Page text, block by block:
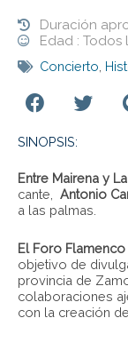
Duración
Edad :
Concierto
SINOPSIS:
Entre Mairena y
cante, Antonio
a las palmas.
El Foro
objetivo de
provincia de
colaboraciones
con la creación de